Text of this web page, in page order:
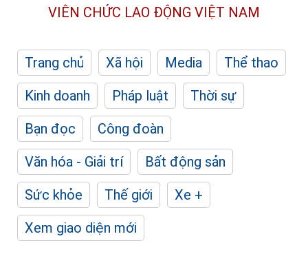
VIÊN CHỨC LAO ĐỘNG VIỆT NAM
Trang chủ Xã hội Media
Thể thao
Kinh doanh
Pháp luật
Thời sự
Bạn đọc
Công đoàn
Văn hóa - Giải trí
Bất động sản
Sức khỏe
Thế giới
Xe +
Xem giao diện mới